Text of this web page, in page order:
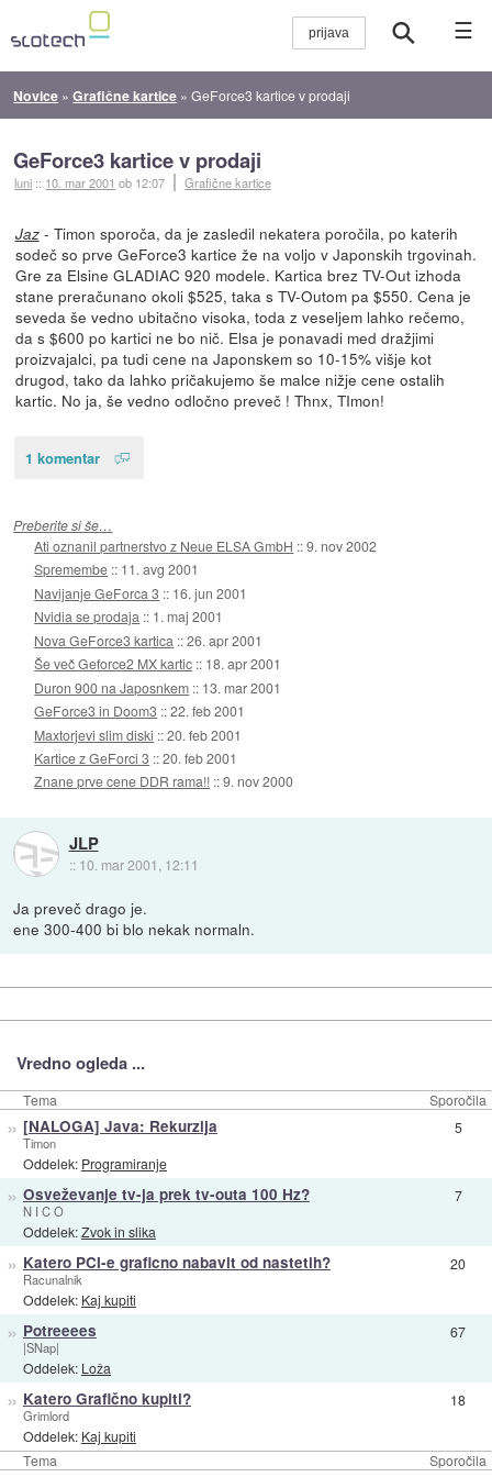
☰
Novice »Grafične kartice »GeForce3 kartice v prodaji
GeForce3 kartice v prodaji
luni :: 10. mar 2001 ob 12:07 Grafične kartice
Jaz- Timon sporoča, da je zasledil nekatera poročila, po katerih
sodeč so prve GeForce3 kartice že na voljo v Japonskih trgovinah.
Gre za Elsine GLADIAC 920 modele. Kartica brez TV-Out izhoda
stane preračunano okoli $525, taka s TV-Outom pa $550. Cena je
seveda še vedno ubitačno visoka, toda z veseljem lahko rečemo,
da s $600 po kartici ne bo nič. Elsa je ponavadi med dražjimi
proizvajalci, pa tudi cene na Japonskem so 10-15% višje kot
drugod, tako da lahko pričakujemo še malce nižje cene ostalih
kartic. No ja, še vedno odločno preveč ! Thnx, TImon!
1 komentar
Preberite si še…
Ati oznanil partnerstvo z Neue ELSA GmbH ::9. nov 2002
Spremembe :: 11. avg 2001
Navijanje GeForca 3 :: 16. jun 2001
Nvidia se prodaja :: 1. maj 2001
Nova GeForce3 kartica ::26. apr 2001
Še več Geforce2 MX kartic :: 18. apr 2001
Duron 900 na Japosnkem :: 13. mar 2001
GeForce3 in Doom3 ::22. feb 2001
Maxtorjevi slim diski ::20. feb 2001
Kartice z GeForci 3 ::20. feb 2001
Znane prve cene DDR rama!! ::9. nov 2000
JLP
:: 10. mar 2001, 12:11
Ja preveč drago je.
ene 300-400 bi blo nekak normaln.
Vredno ogleda ...
Tema Sporočila
Tema Sporočila
» [NALOGA] Java: Rekurzija
Timon
Oddelek: Programiranje
5
» Osveževanje tv-ja prek tv-outa 100 Hz?
N I C O
Oddelek:Zvok in slika
7
» Katero PCI-e graficno nabavit od nastetih?
Racunalnik
Oddelek: Kaj kupiti
20
» Potreeees
|SNap|
Oddelek: Loža
67
» Katero Grafično kupiti?
Grimlord
Oddelek: Kaj kupiti
18